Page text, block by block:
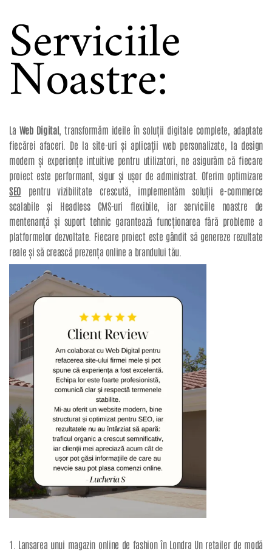
Serviciile
Noastre:
La Web Digital , transformăm ideile în soluții digitale complete, adaptate
fiecărei afaceri. De la site-uri și aplicații web personalizate, la design
modern și experiențe intuitive pentru utilizatori, ne asigurăm că fiecare
proiect este performant, sigur și ușor de administrat. Oferim optimizare
SEO pentru vizibilitate crescută, implementăm soluții e-commerce
scalabile și Headless CMS-uri flexibile, iar serviciile noastre de
mentenanță și suport tehnic garantează funcționarea fără probleme a
platformelor dezvoltate. Fiecare proiect este gândit să genereze rezultate
reale și să crească prezența online a brandului tău.
1. Lansarea unui magazin online de fashion în Londra Un retailer de modă